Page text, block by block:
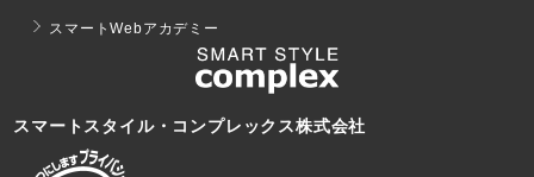
スマートWebアカデミー
スマートスタイル・コンプレックス株式会社